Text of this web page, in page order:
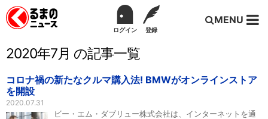
ログイン 登録
MENU
2020年7月 の記事一覧
コロナ禍の新たなクルマ購入法! BMWがオンラインストア
を開設
2020.07.31
ビー・エム・ダブリュー株式会社は、インターネットを通